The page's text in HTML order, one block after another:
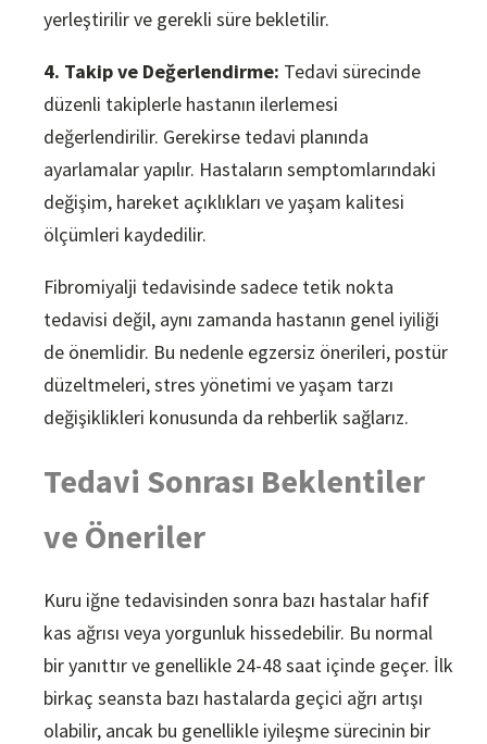
yerleştirilir ve gerekli süre bekletilir.
4. Takip ve Değerlendirme: Tedavi sürecinde
düzenli takiplerle hastanın ilerlemesi
değerlendirilir. Gerekirse tedavi planında
ayarlamalar yapılır. Hastaların semptomlarındaki
değişim, hareket açıklıkları ve yaşam kalitesi
ölçümleri kaydedilir.
Fibromiyalji tedavisinde sadece tetik nokta
tedavisi değil, aynı zamanda hastanın genel iyiliği
de önemlidir. Bu nedenle egzersiz önerileri, postür
düzeltmeleri, stres yönetimi ve yaşam tarzı
değişiklikleri konusunda da rehberlik sağlarız.
Tedavi Sonrası Beklentiler
ve Öneriler
Kuru iğne tedavisinden sonra bazı hastalar hafif
kas ağrısı veya yorgunluk hissedebilir. Bu normal
bir yanıttır ve genellikle 24-48 saat içinde geçer. İlk
birkaç seansta bazı hastalarda geçici ağrı artışı
olabilir, ancak bu genellikle iyileşme sürecinin bir